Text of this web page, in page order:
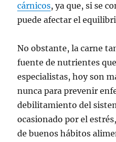
cárnicos, ya que, si se
puede afectar el
No obstante, la carne
fuente de nutrientes
especialistas, hoy son
nunca para prevenir
debilitamiento del
ocasionado por el
de buenos hábitos